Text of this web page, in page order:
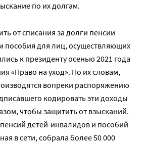
по их долгам.
от списания за долги пенсии
пособия для лиц, осуществляющих
к президенту осенью 2021 года
«Право на уход». По их словам,
вопреки распоряжению
кодировать эти доходы
чтобы защитить от взысканий.
детей-инвалидов и пособий
в сети, собрала более 50 000